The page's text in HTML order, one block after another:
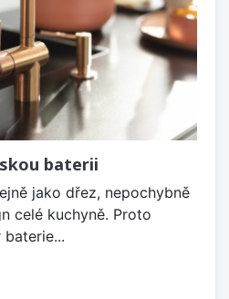
baterii
jako dřez, nepochybně
celé kuchyně. Proto